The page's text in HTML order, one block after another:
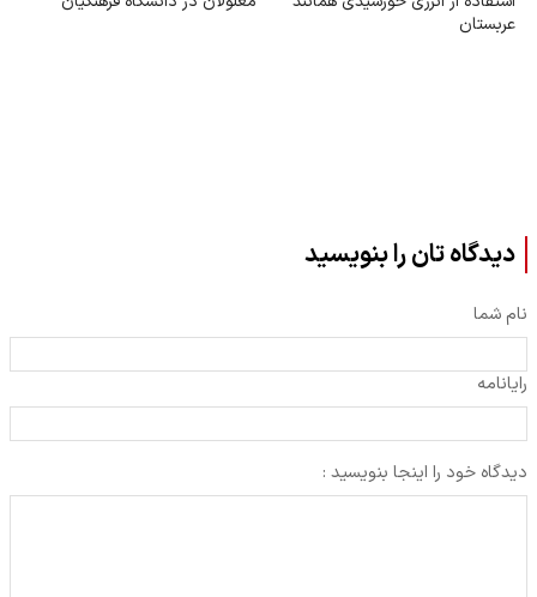
عربستان
دیدگاه تان را بنویسید
نام شما
رایانامه
دیدگاه خود را اینجا بنویسید :